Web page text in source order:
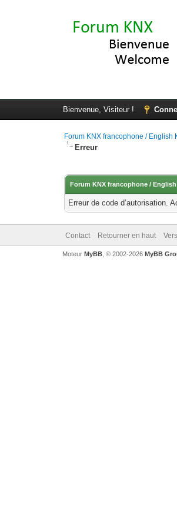
Bienvenue, Visiteur !
Forum KNX francophone / English
Erreur
Forum KNX francophone /
Erreur de code d’autorisation.
Contact Retourner en haut
Moteur MyBB, © 2002-2026 MyBB